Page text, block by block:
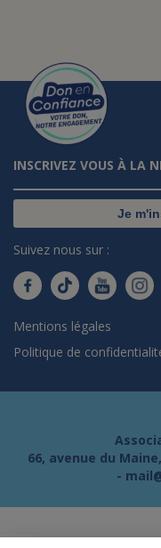
INSCRIVEZ VOUS À LA
Je
Suivez nous sur :
Mentions légales
Politique de
66, avenue du
-